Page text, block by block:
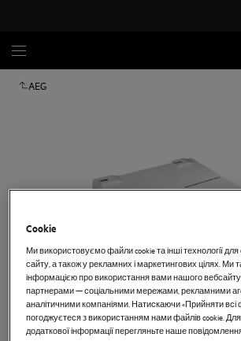
AEG
Торкніться, щоб
Cookie
Ми використовуємо файли cookie та інші технології для
сайту, а також у рекламних і маркетингових цілях. Ми
інформацією про використання вами нашого
партнерами — соціальними мережами, рекламними
аналітичними компаніями. Натискаючи «Прийняти всі
погоджуєтеся з використанням нами файлів cookie.
додаткової інформації перегляньте наше